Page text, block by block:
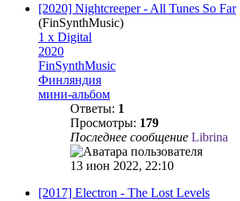
[2020] Nightcreeper - All Tunes So Far
(FinSynthMusic)
1 x Digital
2020
FinSynthMusic
Финляндия
мини-альбом
Ответы: 1
Просмотры: 179
Последнее сообщение Librina
13 июн 2022, 22:10
[2017] Electron - The Lost Levels